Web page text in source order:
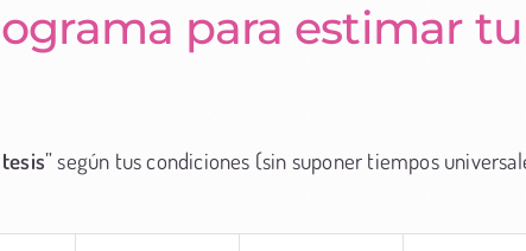
para estimar tu
” según tus condiciones (sin suponer tiempos